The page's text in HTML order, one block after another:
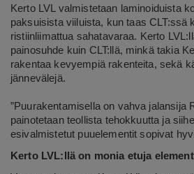
Kerto LVL valmistetaan laminoiduista
paksuisista viiluista, kun taas CLT:ssä
ristiinliimattua sahatavaraa. Kerto
painosuhde kuin CLT:llä, minkä takia
rakentaa kevyempiä rakenteita, sekä
jännevälejä.
”Puurakentamisella on vahva jalansija
painotetaan teollista tehokkuutta ja
esivalmistetut puuelementit sopivat
Kerto LVL:llä on monia etuja